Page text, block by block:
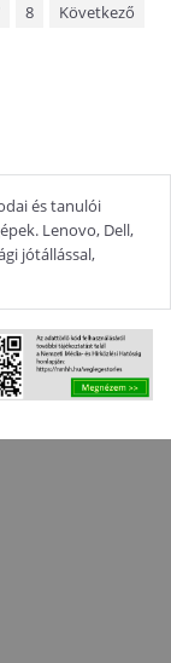
8
Következő
és tanulói
Lenovo, Dell,
jótállással,